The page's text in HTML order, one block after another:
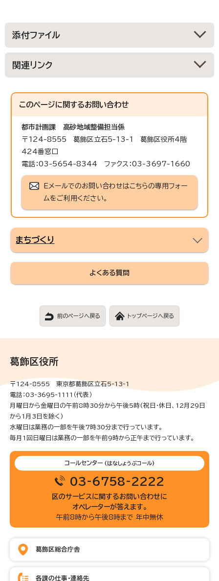
添付ファイル
関連リンク
このページに関するお問い合わせ
都市計画課
高砂地域整備担当係
〒124-8555 葛飾区立石5-13-1 葛飾区役所4階
424番窓口
電話：03-5654-8344 ファクス：03-3697-1660
Eメールでのお問い合わせはこちらの専用フォー
ムをご利用ください。
まちづくり
よくある質問
前のページへ戻る トップページへ戻る
葛飾区役所
〒124-8555 東京都葛飾区立石5-13-1
電話：03-3695-1111（代表）
月曜日から金曜日の午前8時30分から午後5時(祝日・休日、12月29日
から1月3日を除く)
水曜日は業務の一部を午後7時30分まで行っています。
毎月1回日曜日は業務の一部を午前9時から正午まで行っています。
コールセンター (はなしょうぶコール)
03-6758-2222
区のサービスに関するお問い合わせに
オペレーターが答えます。
午前8時から午後8時まで 年中無休
葛飾区総合庁舎
各課の仕事・連絡先